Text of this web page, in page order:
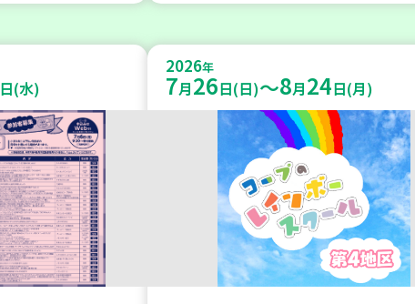
日(水)
2026年
7月26日(日)～8月24日(月)